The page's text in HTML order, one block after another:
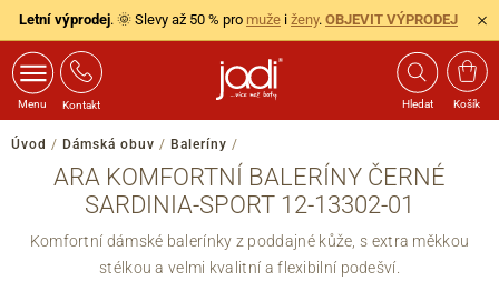
Letní výprodej. 🌞 Slevy až 50 % pro muže i ženy. OBJEVIT VÝPRODEJ
Menu Kontakt Hledat Košík
Úvod / Dámská obuv / Baleríny /
ARA KOMFORTNÍ BALERÍNY ČERNÉ
SARDINIA-SPORT 12-13302-01
Komfortní dámské balerínky z poddajné kůže, s extra měkkou
stélkou a velmi kvalitní a flexibilní podešví.